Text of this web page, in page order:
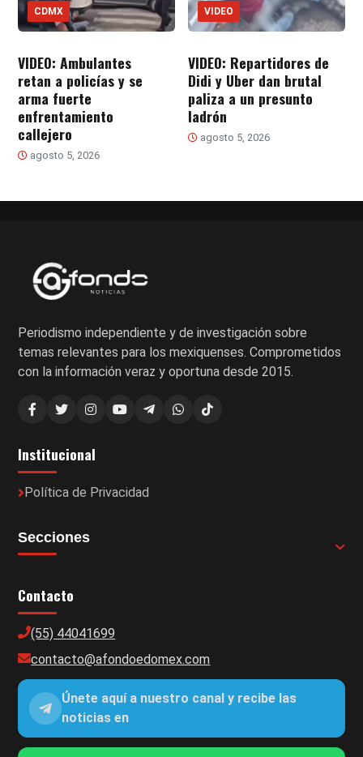
CDMX
VIDEO: Ambulantes
retan a policías y se
arma fuerte
enfrentamiento
callejero
agosto 5, 2026
VIDEO
VIDEO: Repartidores de
Didi y Uber dan brutal
paliza a un presunto
ladrón
agosto 5, 2026
Periodismo independiente y de investigación sobre
temas relevantes para los mexiquenses. Comprometidos
con la información veraz y oportuna desde 2015.
Institucional
Política de Privacidad
Secciones
Contacto
(55) 44041699
contacto@afondoedomex.com
Únete aquí a nuestro canal y recibe las
noticias en